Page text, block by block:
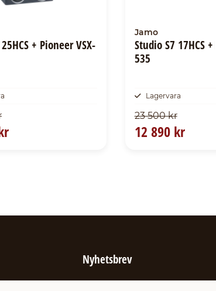
+ Pioneer VSX-
Jamo
Studio S7 17HCS
535
Lagervara
23 500 kr
12 890 kr
Nyhetsbrev